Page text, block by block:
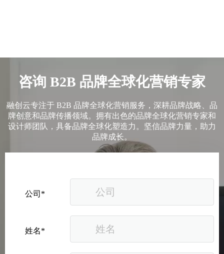
咨询 B2B 品牌全球化营销专家
融创云专注于 B2B 品牌全球化营销服务，深耕品牌战略、品
牌创意和品牌传播领域。拥有出色的品牌全球化营销专家和
设计师团队，具备品牌全球化塑造力。坚信品牌力量，助力
品牌成长。
公司*
姓名*